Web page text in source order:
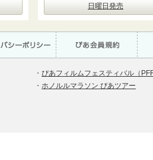
日曜日発売
・ ぴあフィルムフェスティバル（
・ ホノルルマラソン ぴあツアー